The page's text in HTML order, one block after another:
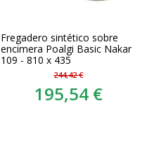
Fregadero sintético sobre
encimera Poalgi Basic Nakar
109 - 810 x 435
244,42 €
195,54 €